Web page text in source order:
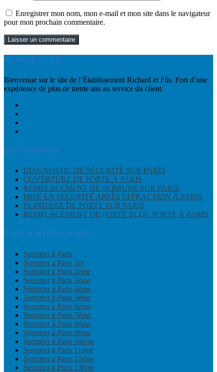
Enregistrer mon nom, mon e-mail et mon site dans le navigateur
pour mon prochain commentaire.
RICHARD ET FILS
Bienvenue sur le site de l’Établissement Richard et Fils. Fort d’une
expérience de plus de trente ans au service du client.
NOS SERVICES
DIAGNOSTIC DE SÉCURITÉ SUR PARIS
OUVERTURE DE PORTE À PARIS
REMPLACEMENT DE SERRURE SUR PARIS
MISE EN SÉCURITÉ APRÈS EFFRACTION À PARIS
BLINDAGE DE PORTE SUR PARIS
REMPLACEMENT DE PORTE BLOC PORTE À PARIS
ZONE D’INTERVENTION
Serrurier à Paris
Serrurier à Paris 1er
Serrurier à Paris 2éme
Serrurier à Paris 3éme
Serrurier à Paris 4éme
Serrurier à Paris 5éme
Serrurier à Paris 6éme
Serrurier à Paris 7éme
Serrurier à Paris 8éme
Serrurier à Paris 9éme
Serrurier à Paris 10éme
Serrurier à Paris 11éme
Serrurier à Paris 12éme
Serrurier à Paris 13éme